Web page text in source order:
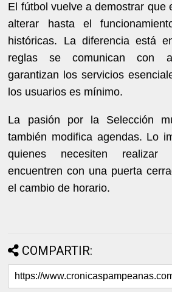
El fútbol vuelve a demostrar que
alterar hasta el
históricas. La diferencia está
reglas se comunican con
garantizan los servicios
los usuarios es mínimo.
La pasión por la Selección
también modifica agendas. Lo
quienes necesiten
encuentren con una puerta
el cambio de horario.
COMPARTIR: